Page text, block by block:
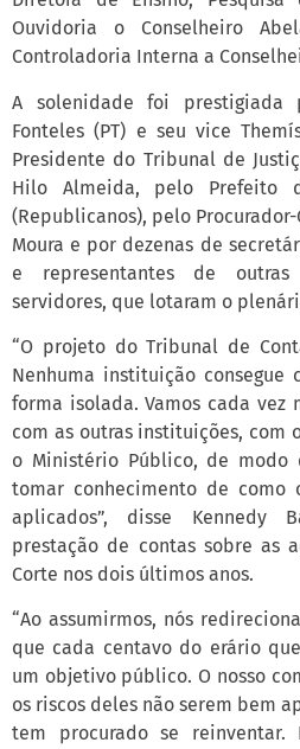
Ouvidoria o Conselheiro
Controladoria Interna a
A solenidade foi prestigiada
Fonteles (PT) e seu vice
Presidente do Tribunal de
Hilo Almeida, pelo Prefeito
(Republicanos), pelo
Moura e por dezenas de
e representantes de
servidores, que lotaram o
“O projeto do Tribunal de
Nenhuma instituição
forma isolada. Vamos cada vez
com as outras instituições, com
o Ministério Público, de modo
tomar conhecimento de como
aplicados”, disse Kennedy
prestação de contas sobre as
Corte nos dois últimos anos.
“Ao assumirmos, nós
que cada centavo do erário
um objetivo público. O nosso
os riscos deles não serem bem
tem procurado se reinventar.